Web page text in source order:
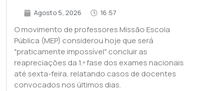
Agosto 5, 2026 16:57
O movimento de professores Missão Escola
Pública (MEP) considerou hoje que será
"praticamente impossível" concluir as
reapreciações da 1.ª fase dos exames nacionais
até sexta-feira, relatando casos de docentes
convocados nos últimos dias.